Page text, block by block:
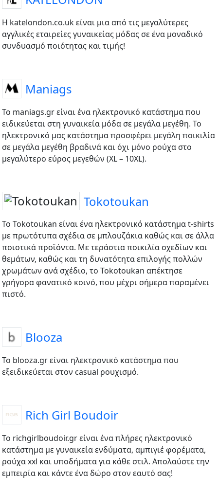
Η katelondon.co.uk είναι μια από τις μεγαλύτερες
αγγλικές εταιρείες γυναικείας μόδας σε ένα μοναδικό
συνδυασμό ποιότητας και τιμής!
Maniags
Το maniags.gr είναι ένα ηλεκτρονικό κατάστημα που
ειδικεύεται στη γυναικεία μόδα σε μεγάλα μεγέθη. Το
ηλεκτρονικό μας κατάστημα προσφέρει μεγάλη ποικιλία
σε μεγάλα μεγέθη βραδινά και όχι μόνο ρούχα στο
μεγαλύτερο εύρος μεγεθών (XL – 10XL).
Tokotoukan
Το Tokotoukan είναι ένα ηλεκτρονικό κατάστημα t-shirts
με πρωτότυπα σχέδια σε μπλουζάκια καθώς και σε άλλα
ποιοτικά προϊόντα. Με τεράστια ποικιλία σχεδίων και
θεμάτων, καθώς και τη δυνατότητα επιλογής πολλών
χρωμάτων ανά σχέδιο, το Tokotoukan απέκτησε
γρήγορα φανατικό κοινό, που μέχρι σήμερα παραμένει
πιστό.
Blooza
Το blooza.gr είναι ηλεκτρονικό κατάστημα που
εξειδικεύεται στον casual ρουχισμό.
Rich Girl Boudoir
Το richgirlboudoir.gr είναι ένα πλήρες ηλεκτρονικό
κατάστημα με γυναικεία ενδύματα, αμπιγιέ φορέματα,
ρούχα xxl και υποδήματα για κάθε στιλ. Απολαύστε την
εμπειρία και κάντε ένα δώρο στον εαυτό σας!